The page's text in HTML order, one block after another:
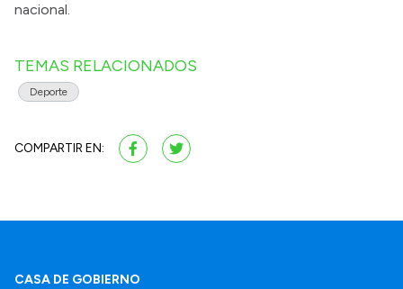
nacional.
TEMAS RELACIONADOS
Deporte
COMPARTIR EN:
CASA DE GOBIERNO